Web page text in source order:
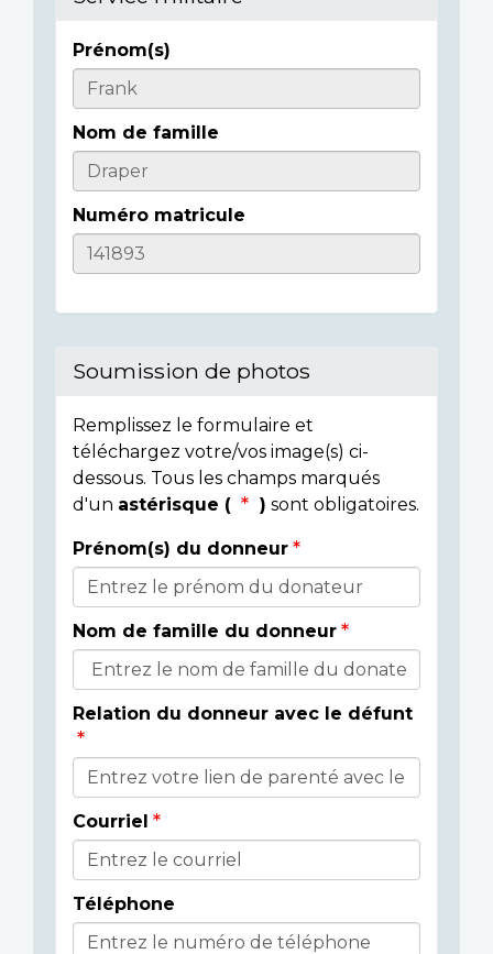
Casualty
Details
Prénom(s)
Nom de famille
Numéro matricule
Soumission de photos
Remplissez le formulaire et
téléchargez votre/vos image(s) ci-
dessous. Tous les champs marqués
d'un astérisque ( ) sont obligatoires.
Donor
Details
Prénom(s) du donneur
Nom de famille du donneur
Relation du donneur avec le défunt
Courriel
Téléphone